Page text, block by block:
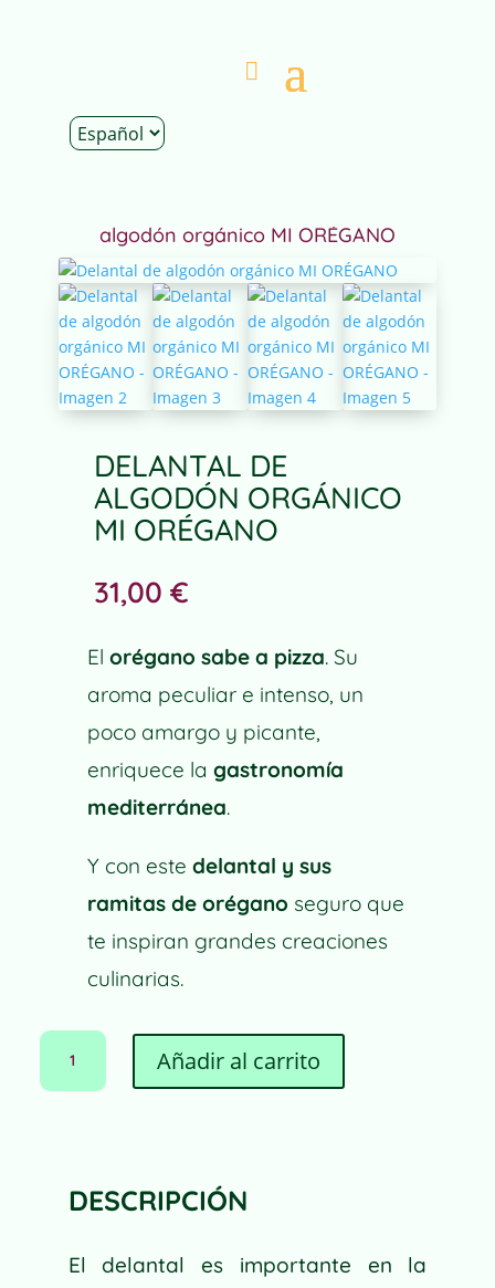
algodón orgánico MI ORÉGANO
DELANTAL DE
ALGODÓN ORGÁNICO
MI ORÉGANO
31,00 €
El orégano sabe a pizza. Su
aroma peculiar e intenso, un
poco amargo y picante,
enriquece la gastronomía
mediterránea.
Y con este delantal y sus
ramitas de orégano seguro que
te inspiran grandes creaciones
culinarias.
DELANTAL
ALGODÓN
CANTIDAD
Añadir al carrito
A
T
I
DESCRIPCIÓN
El delantal es importante en la